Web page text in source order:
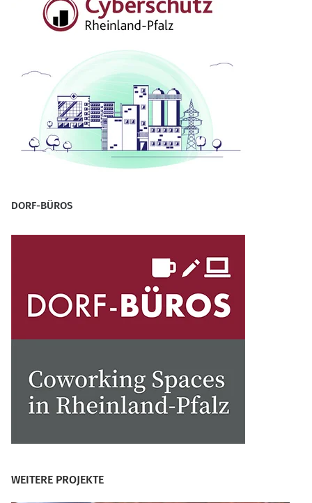
DORF-BÜROS
WEITERE PROJEKTE